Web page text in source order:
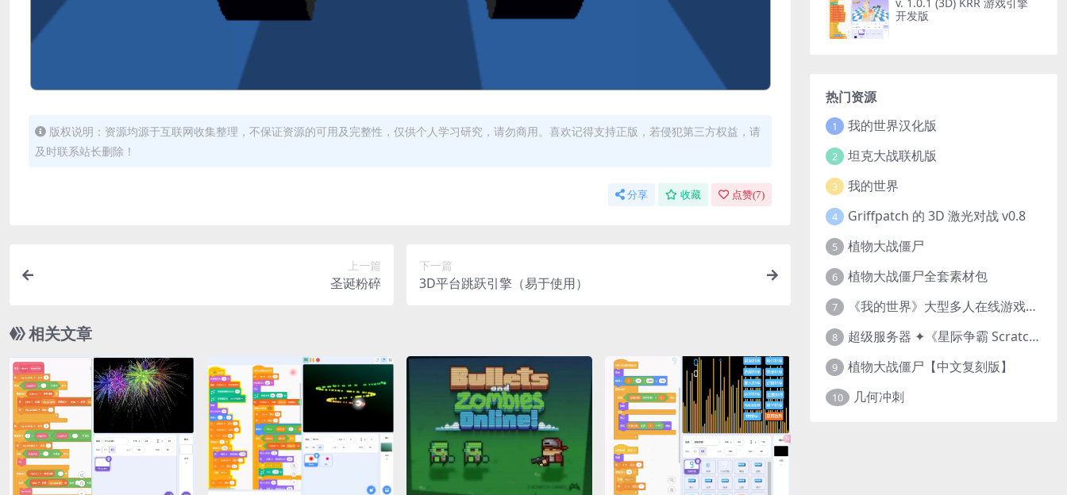
版权说明：资源均源于互联网收集整理，不保证资源的可用及完整性，仅供个人学习研究，请勿商用。喜欢记得支持正版，若侵犯第三方权益，请
及时联系站长删除！
分享 收藏 点赞(7)
上一篇
圣诞粉碎
下一篇
3D平台跳跃引擎（易于使用）
相关文章
开发版
热门资源
1 我的世界汉化版
2 坦克大战联机版
3 我的世界
4 Griffpatch 的 3D 激光对战 v0.8
5 植物大战僵尸
6 植物大战僵尸全套素材包
7 《我的世界》大型多人在线游戏（MMO）v1.7
8 超级服务器 ✦《星际争霸 Scratch（经典版本）》
9 植物大战僵尸【中文复刻版】
10 几何冲刺